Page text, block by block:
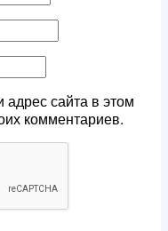
сайта в этом
комментариев.